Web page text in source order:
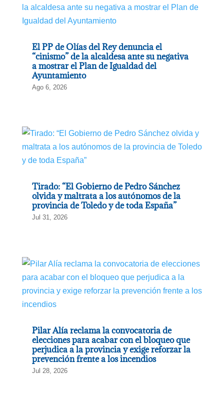
El PP de Olías del Rey denuncia el
“cinismo” de la alcaldesa ante su negativa
a mostrar el Plan de Igualdad del
Ayuntamiento
Ago 6, 2026
Tirado: “El Gobierno de Pedro Sánchez
olvida y maltrata a los autónomos de la
provincia de Toledo y de toda España”
Jul 31, 2026
Pilar Alía reclama la convocatoria de
elecciones para acabar con el bloqueo que
perjudica a la provincia y exige reforzar la
prevención frente a los incendios
Jul 28, 2026